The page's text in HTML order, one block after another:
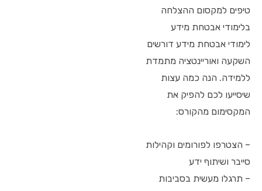
טיפים למקסום ההצלחה
בלימודי אבטחת מידע
לימודי אבטחת מידע דורשים
השקעה ואוריינטציה מתמדת
ללמידה. הנה כמה עצות
שיסייעו לכם להפיק את
המקסימום מהקורס:
– הצטרפו לפורומים וקהילות
סייבר ושיתוף ידע
– תרגלו מעשית בסביבות